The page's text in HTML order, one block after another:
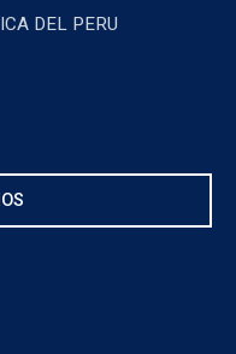
DEL PERU